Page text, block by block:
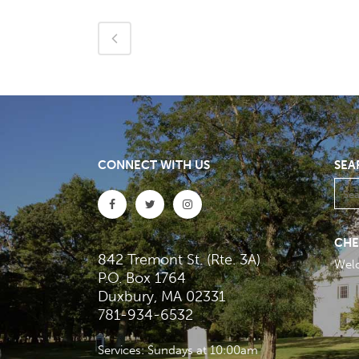
CONNECT WITH US
842 Tremont St. (Rte. 3A)
P.O. Box 1764
Duxbury, MA 02331
781-934-6532
Services: Sundays at 10:00am